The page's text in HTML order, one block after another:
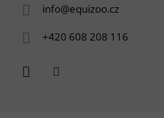
info@equizoo.cz
+420 608 208 116